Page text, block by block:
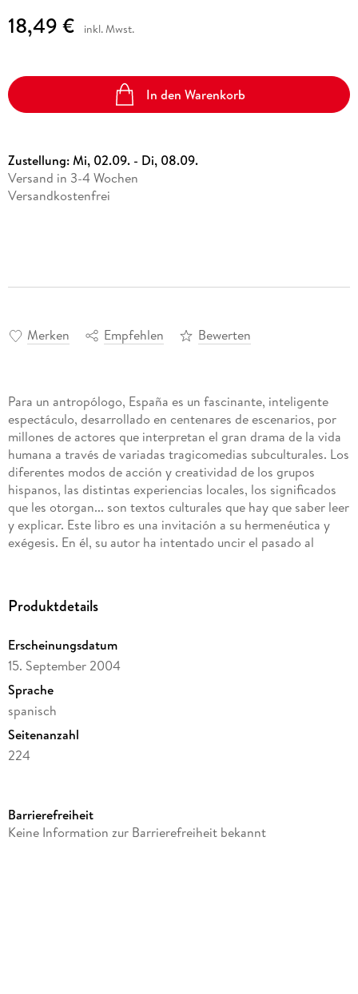
18,49 € inkl. Mwst.
In den Warenkorb
Zustellung:Mi, 02.09. - Di, 08.09.
Versand in 3-4 Wochen
Versandkostenfrei
Merken Empfehlen Bewerten
Para un antropólogo, España es un fascinante, inteligente
espectáculo, desarrollado en centenares de escenarios, por
millones de actores que interpretan el gran drama de la vida
humana a través de variadas tragicomedias subculturales. Los
diferentes modos de acción y creatividad de los grupos
hispanos, las distintas experiencias locales, los significados
que les otorgan... son textos culturales que hay que saber leer
y explicar. Este libro es una invitación a su hermenéutica y
exégesis. En él, su autor ha intentado uncir el pasado al
costumbres, estilos de vida, modos de pensamiento y
Produktdetails
Erscheinungsdatum
15. September 2004
Sprache
spanisch
Seitenanzahl
224
Verlag/Hersteller
Barrierefreiheit
Keine Information zur Barrierefreiheit bekannt